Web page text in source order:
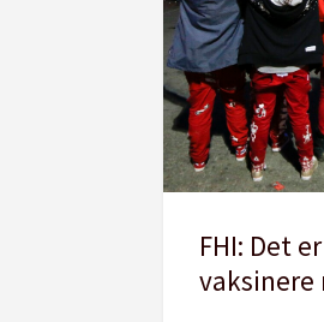
FHI: Det
vaksinere